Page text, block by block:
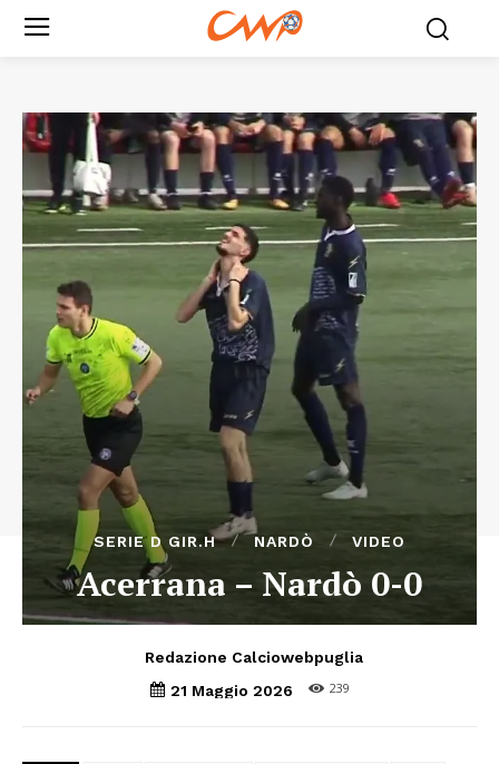
SERIE D GIR.H NARDÒ VIDEO
Acerrana – Nardò 0-0
Redazione Calciowebpuglia
21 Maggio 2026
239